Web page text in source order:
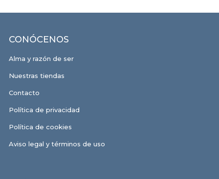
CONÓCENOS
Alma y razón de ser
Nuestras tiendas
Contacto
Política de privacidad
Política de cookies
Aviso legal y términos de uso